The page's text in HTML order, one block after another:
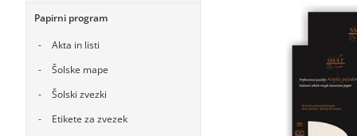
Papirni program
Akta in listi
Šolske mape
Šolski zvezki
Etikete za zvezek